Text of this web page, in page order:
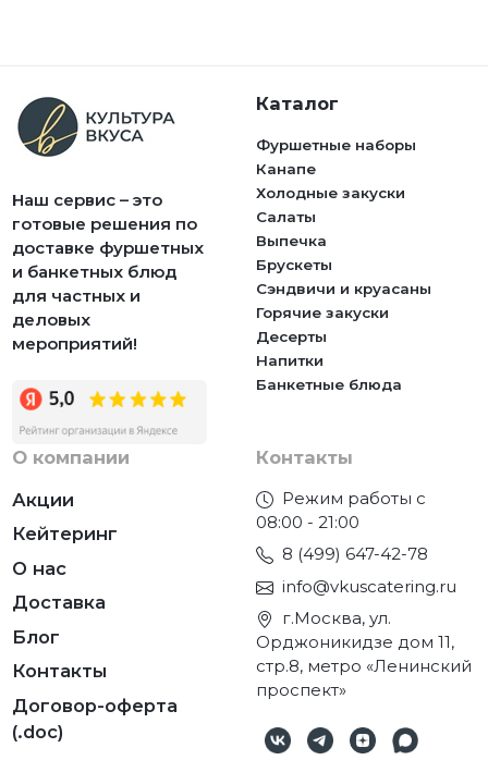
Наш сервис – это
готовые решения по
доставке фуршетных
и банкетных блюд
для частных и
деловых
мероприятий!
Каталог
Фуршетные наборы
Канапе
Холодные закуски
Салаты
Выпечка
Брускеты
Сэндвичи и круасаны
Горячие закуски
Десерты
Напитки
Банкетные блюда
О компании
Акции
Кейтеринг
О нас
Доставка
Блог
Контакты
Договор-оферта
(.doc)
Контакты
Режим работы с
08:00 - 21:00
8 (499) 647-42-78
info@vkuscatering.ru
г.Москва, ул.
Орджоникидзе дом 11,
стр.8, метро «Ленинский
проспект»